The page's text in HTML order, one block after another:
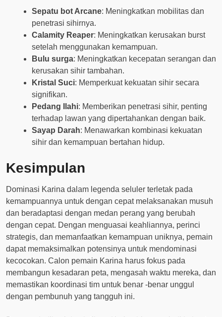
Sepatu bot Arcane: Meningkatkan mobilitas dan
penetrasi sihirnya.
Calamity Reaper: Meningkatkan kerusakan burst
setelah menggunakan kemampuan.
Bulu surga: Meningkatkan kecepatan serangan dan
kerusakan sihir tambahan.
Kristal Suci: Memperkuat kekuatan sihir secara
signifikan.
Pedang Ilahi: Memberikan penetrasi sihir, penting
terhadap lawan yang dipertahankan dengan baik.
Sayap Darah: Menawarkan kombinasi kekuatan
sihir dan kemampuan bertahan hidup.
Kesimpulan
Dominasi Karina dalam legenda seluler terletak pada
kemampuannya untuk dengan cepat melaksanakan musuh
dan beradaptasi dengan medan perang yang berubah
dengan cepat. Dengan menguasai keahliannya, perinci
strategis, dan memanfaatkan kemampuan uniknya, pemain
dapat memaksimalkan potensinya untuk mendominasi
kecocokan. Calon pemain Karina harus fokus pada
membangun kesadaran peta, mengasah waktu mereka, dan
memastikan koordinasi tim untuk benar -benar unggul
dengan pembunuh yang tangguh ini.